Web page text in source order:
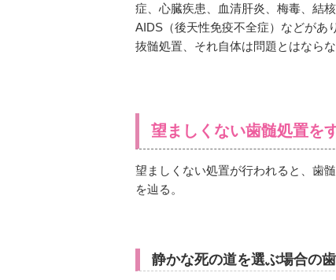
症、心臓疾患、血清肝炎、梅毒、結
AIDS（後天性免疫不全症）などがあ
抜髄処置、それ自体は問題とはなら
望ましくない歯髄処置を
望ましくない処置が行われると、歯
を辿る。
静かな死の道を選ぶ場合の